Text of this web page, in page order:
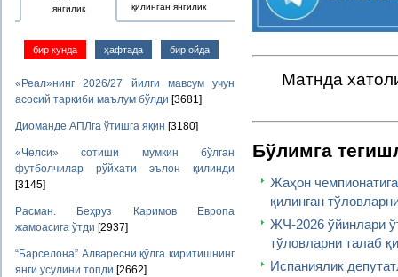
янгилик
қилинган янгилик
бир кунда ҳафтада бир ойда
«Реал»нинг 2026/27 йилги мавсум учун
асосий таркиби маълум бўлди [3681]
Диоманде АПЛга ўтишга яқин [3180]
«Челси» сотиши мумкин бўлган
футболчилар рўйхати эълон қилинди
[3145]
Расман. Беҳруз Каримов Европа
жамоасига ўтди [2937]
“Барселона” Алваресни қўлга киритишнинг
янги усулини топди [2662]
Матнда
Бўлимга
Жаҳон
қилинган
ЖЧ-2026 ўйинлари
тўловларни талаб
Испаниялик